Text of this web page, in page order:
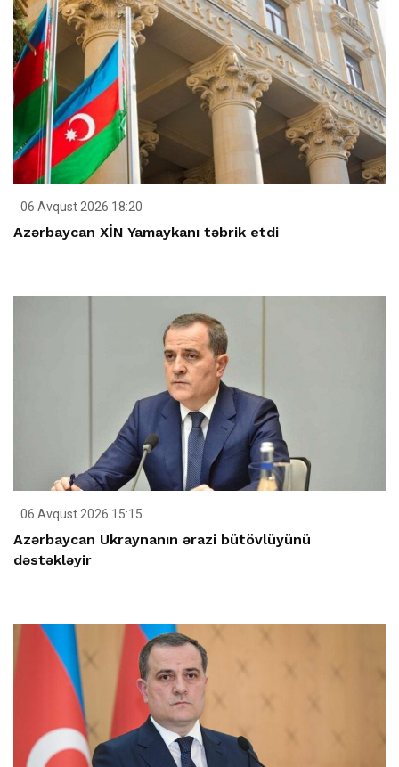
06 Avqust 2026 18:20
Azərbaycan XİN Yamaykanı təbrik etdi
06 Avqust 2026 15:15
Azərbaycan Ukraynanın ərazi bütövlüyünü
dəstəkləyir